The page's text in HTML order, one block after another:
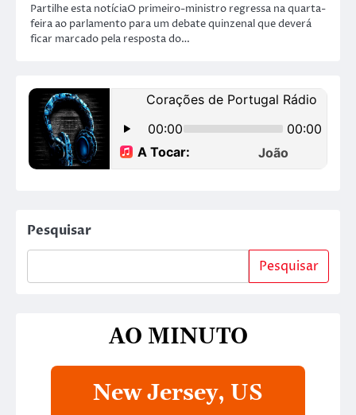
Partilhe esta notíciaO primeiro-ministro regressa na quarta-
feira ao parlamento para um debate quinzenal que deverá
ficar marcado pela resposta do…
Pesquisar
Pesquisar
AO MINUTO
New Jersey, US